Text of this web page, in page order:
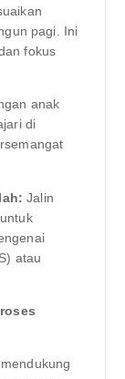
pagi. Ini
fokus
anak
di
Jalin
atau